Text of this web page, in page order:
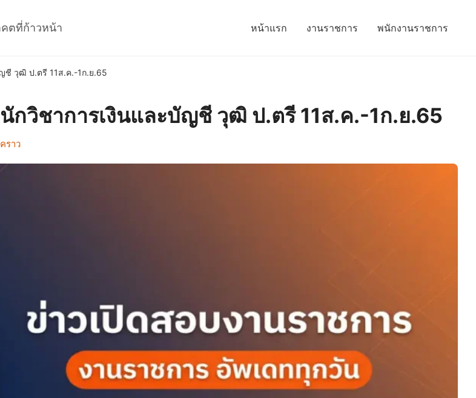
ตที่ก้าวหน้า หน้าแรก งานราชการ พนักงานราชการ
ชี วุฒิ ป.ตรี 11ส.ค.-1ก.ย.65
กวิชาการเงินและบัญชี วุฒิ ป.ตรี 11ส.ค.-1ก.ย.65
ราว